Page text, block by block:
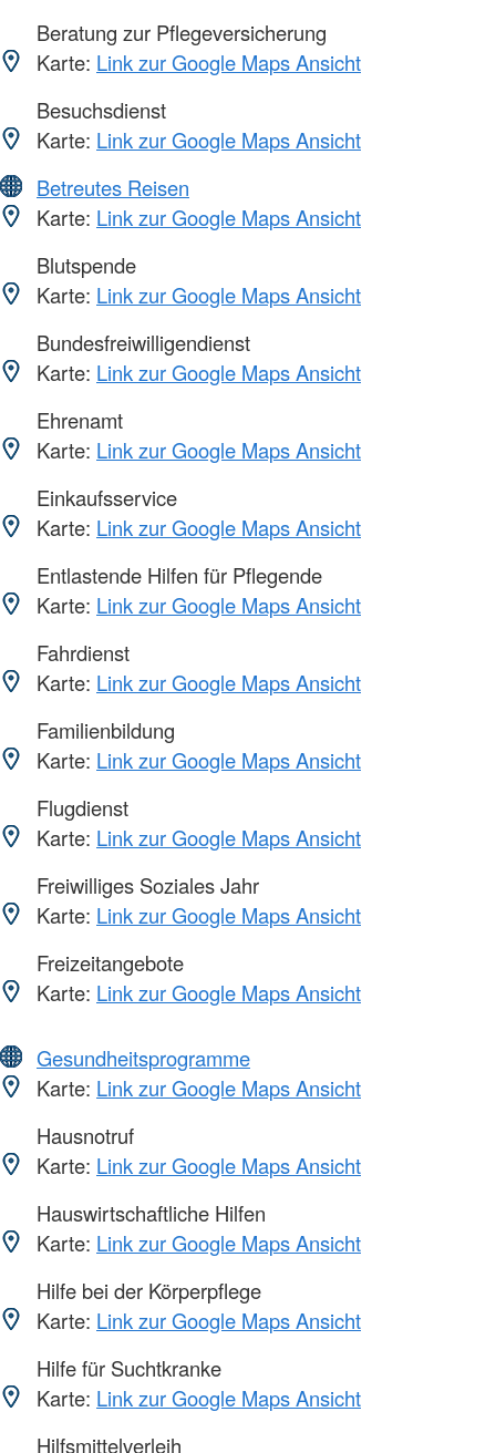
Beratung zur Pflegeversicherung
Karte: Link zur Google Maps Ansicht
Besuchsdienst
Karte: Link zur Google Maps Ansicht
Betreutes Reisen
Karte: Link zur Google Maps Ansicht
Blutspende
Karte: Link zur Google Maps Ansicht
Bundesfreiwilligendienst
Karte: Link zur Google Maps Ansicht
Ehrenamt
Karte: Link zur Google Maps Ansicht
Einkaufsservice
Karte: Link zur Google Maps Ansicht
Entlastende Hilfen für Pflegende
Karte: Link zur Google Maps Ansicht
Fahrdienst
Karte: Link zur Google Maps Ansicht
Familienbildung
Karte: Link zur Google Maps Ansicht
Flugdienst
Karte: Link zur Google Maps Ansicht
Freiwilliges Soziales Jahr
Karte: Link zur Google Maps Ansicht
Freizeitangebote
Karte: Link zur Google Maps Ansicht
Gesundheitsprogramme
Karte: Link zur Google Maps Ansicht
Hausnotruf
Karte: Link zur Google Maps Ansicht
Hauswirtschaftliche Hilfen
Karte: Link zur Google Maps Ansicht
Hilfe bei der Körperpflege
Karte: Link zur Google Maps Ansicht
Hilfe für Suchtkranke
Karte: Link zur Google Maps Ansicht
Hilfsmittelverleih